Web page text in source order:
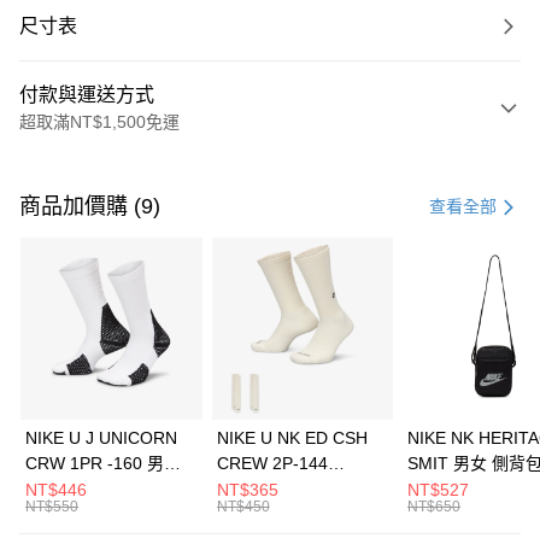
尺寸表
付款與運送方式
超取滿NT$1,500免運
信用卡一次付款
3 期 0 利率 每期 21家銀行
合作金庫商業銀行
第一商業銀行
華南商業銀行
彰化商業銀行
上海商業儲蓄銀行
元大商業銀行
Apple Pay
全盈+PAY
AFTEE先享後付
商品加價購 (9) 查看全部
NIKE U J UNICORN
CRW 1PR -160 男女
中統襪 FZ3393100
NT$446
NT$550
NIKE U NK ED CSH
CREW 2P-144
EMBRDY 男女 短統襪
FZ3073133
NT$365
NT$450
NIKE NK
SMIT 男女 側背
BA5871010
NT$527
NT$650